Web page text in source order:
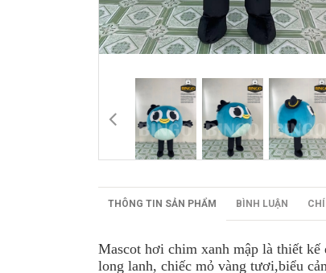
THÔNG TIN SẢN PHẨM BÌNH LUẬN
Mascot hơi chim xanh mập là thiết
long lanh, chiếc mỏ vàng tươi,biểu